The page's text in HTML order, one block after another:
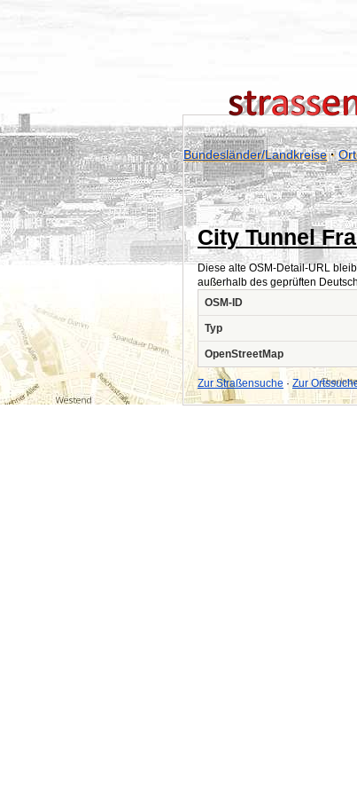
Bundesländer/Landkreise·
City Tunnel
Diese alte OSM-Detail-URL
außerhalb des geprüften
OSM-ID
Typ
OpenStreetMap
Zur Straßensuche · Zur